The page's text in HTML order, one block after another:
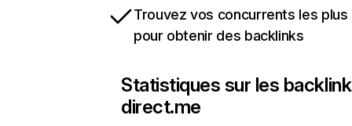
Trouvez vos concurrents les
pour obtenir des backlinks
Statistiques sur les
direct.me